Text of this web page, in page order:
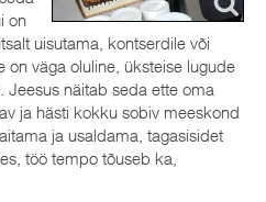
on
uisutama, kontserdile või
on väga oluline, üksteise lugude
Jeesus näitab seda ette oma
ja hästi kokku sobiv meeskond
ja usaldama, tagasisidet
töö tempo tõuseb ka,